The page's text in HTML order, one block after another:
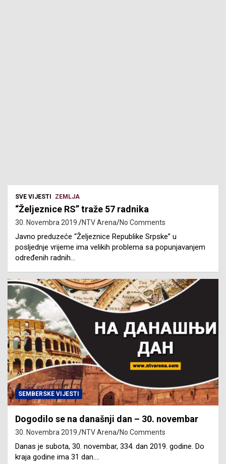
SVE VIJESTI ZEMLJA
“Željeznice RS” traže 57 radnika
30. Novembra 2019. NTV Arena No Comments
Javno preduzeće “Željeznice Republike Srpske” u
posljednje vrijeme ima velikih problema sa popunjavanjem
određenih radnih…
SEMBERSKE VIJESTI
Dogodilo se na današnji dan – 30. novembar
30. Novembra 2019. NTV Arena No Comments
Danas je subota, 30. novembar, 334. dan 2019. godine. Do
kraja godine ima 31 dan.…